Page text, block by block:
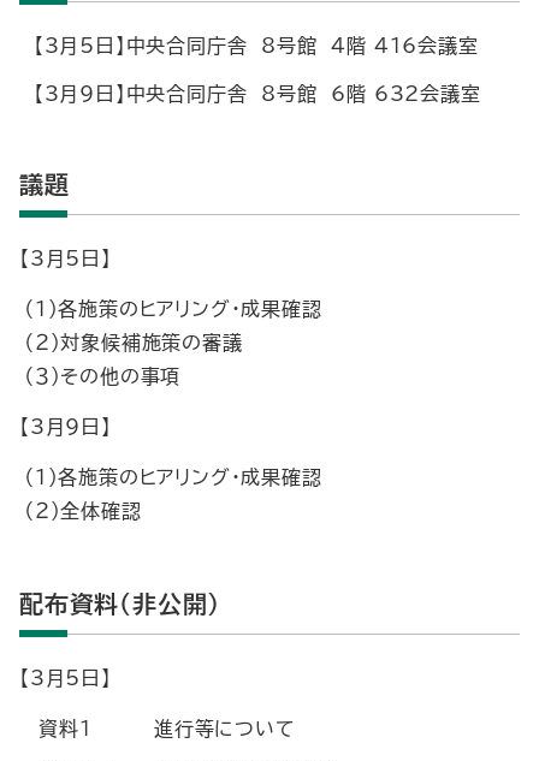
【3月5日】中央合同庁舎 8号館 4階 416会議室
【3月9日】中央合同庁舎 8号館 6階 632会議室
議題
【3月5日】
（１）各施策のヒアリング・成果確認
（２）対象候補施策の審議
（３）その他の事項
【3月9日】
（１）各施策のヒアリング・成果確認
（２）全体確認
配布資料（非公開）
【3月5日】
資料1 進行等について